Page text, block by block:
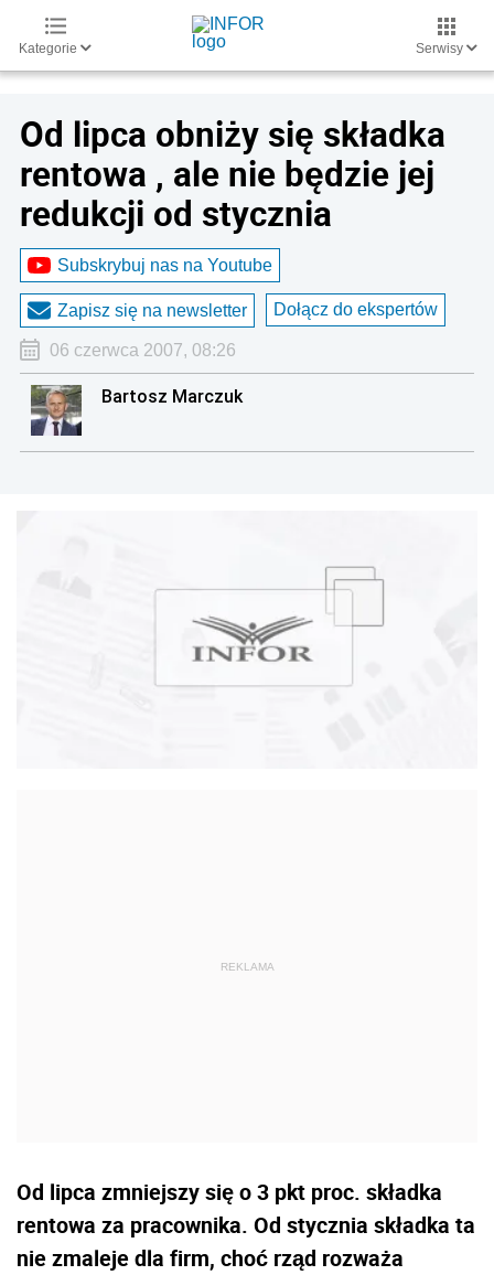
Kategorie Serwisy
Od lipca obniży się składka
rentowa , ale nie będzie jej
redukcji od stycznia
Subskrybuj nas na Youtube
Zapisz się na newsletter Dołącz do ekspertów
06 czerwca 2007, 08:26
Bartosz Marczuk
Od lipca zmniejszy się o 3 pkt proc. składka
rentowa za pracownika. Od stycznia składka ta
nie zmaleje dla firm, choć rząd rozważa